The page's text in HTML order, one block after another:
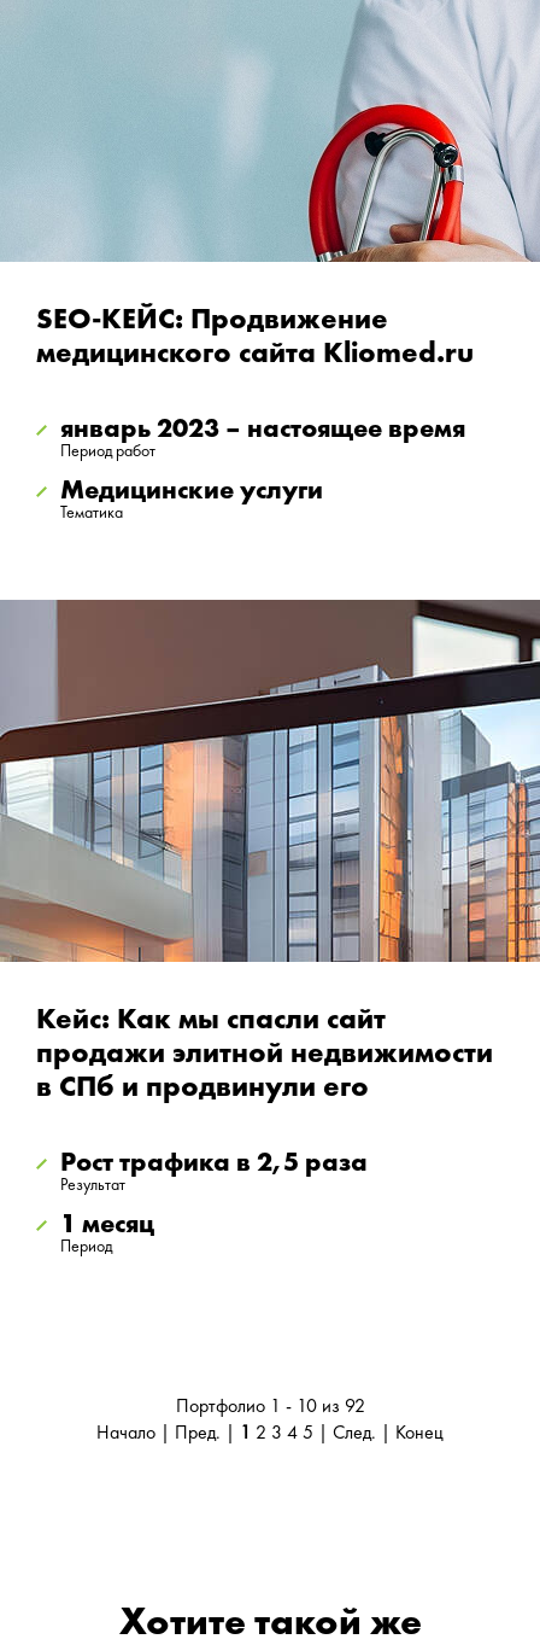
SEO-КЕЙС: Продвижение
медицинского сайта Kliomed.ru
январь 2023 – настоящее время
Период работ
Медицинские услуги
Тематика
Кейс: Как мы спасли сайт
продажи элитной недвижимости
в СПб и продвинули его
Рост трафика в 2,5 раза
Результат
1 месяц
Период
Портфолио 1 - 10 из 92
Начало | Пред. |
1 2 3 4 5 След. Конец
Хотите такой же